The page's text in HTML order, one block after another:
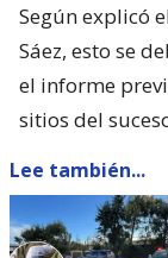
Según explicó
Sáez, esto se
el informe
sitios del
Lee también...